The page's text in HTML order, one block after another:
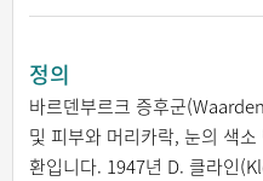
정의
바르덴부르크 증후군
및 피부와 머리카락, 눈의 색
환입니다. 1947년 D. 클라인